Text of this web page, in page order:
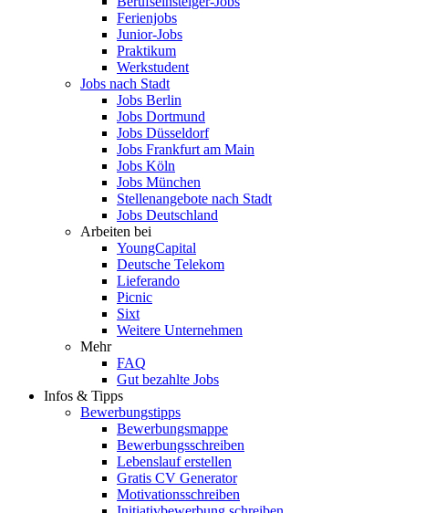
Ferienjobs
Junior-Jobs
Praktikum
Werkstudent
Jobs nach Stadt
Jobs Berlin
Jobs Dortmund
Jobs Düsseldorf
Jobs Frankfurt am Main
Jobs Köln
Jobs München
Stellenangebote nach Stadt
Jobs Deutschland
Arbeiten bei
YoungCapital
Deutsche Telekom
Lieferando
Picnic
Sixt
Weitere Unternehmen
Mehr
FAQ
Gut bezahlte Jobs
Infos & Tipps
Bewerbungstipps
Bewerbungsmappe
Bewerbungsschreiben
Lebenslauf erstellen
Gratis CV Generator
Motivationsschreiben